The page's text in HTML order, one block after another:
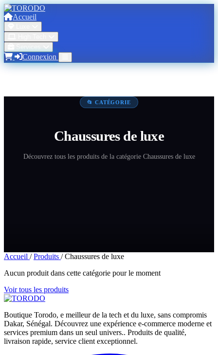
Accueil
Services
Connexion
📂 CATÉGORIE
Chaussures de luxe
Découvrez tous les produits de la catégorie Chaussures de luxe
Accueil / Produits / Chaussures de luxe
Aucun produit dans cette catégorie pour le moment
Voir tous les produits
Boutique Torodo, e meilleur de la tech et du luxe, sans compromis
Dakar, Sénégal. Découvrez une expérience e-commerce moderne et
services premium dans un seul univers.. Produits de qualité,
livraison rapide, service client exceptionnel.